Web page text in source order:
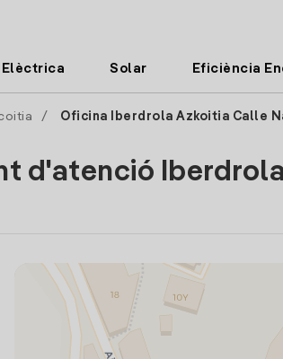
Solar Eficiència
/ Oficina Iberdrola Azkoitia Calle
d'atenció